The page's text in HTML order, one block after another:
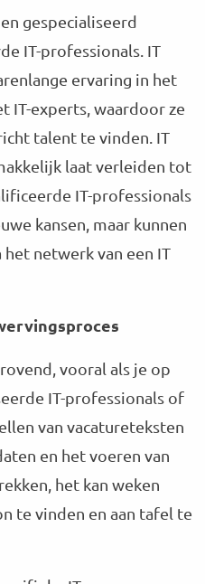
gespecialiseerd
IT-professionals. IT
ervaring in het
IT-experts, waardoor ze
talent te vinden. IT
laat verleiden tot
IT-professionals
kansen, maar kunnen
netwerk van een IT
vooral als je op
IT-professionals of
van vacatureteksten
en het voeren van
het kan weken
te vinden en aan tafel te